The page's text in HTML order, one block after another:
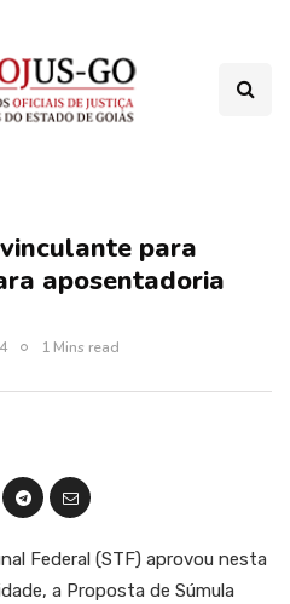
para
aposentadoria
1 Mins read
Federal (STF) aprovou nesta
a Proposta de Súmula